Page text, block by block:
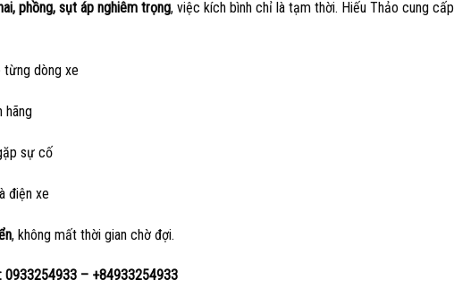
phồng, sụt áp nghiêm trọng, việc kích bình chỉ là tạm thời. Hiếu Thảo cung cấp
từng dòng xe
hãng
sự cố
điện xe
, không mất thời gian chờ đợi.
0933254933 – +84933254933